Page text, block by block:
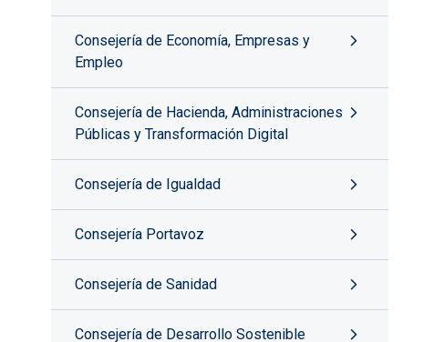
Consejería de Economía, Empresas y
Empleo
Consejería de Hacienda, Administraciones
Públicas y Transformación Digital
Consejería de Igualdad
Consejería Portavoz
Consejería de Sanidad
Consejería de Desarrollo Sostenible